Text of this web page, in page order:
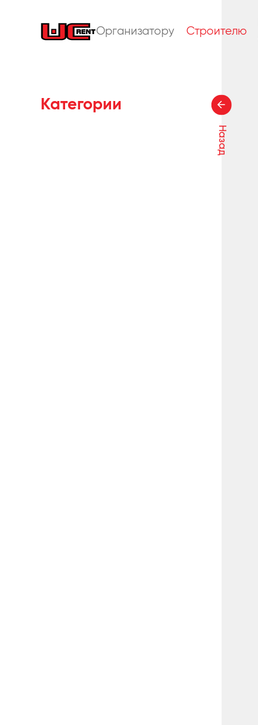
Организатору Строителю
Назад
Категории